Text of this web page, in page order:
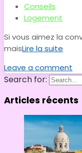
Conseils
Logement
Si vous aimez la
maisLire la suite
Leave a comment
Search for:
Articles récents